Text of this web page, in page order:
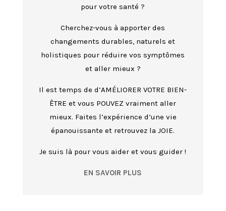
pour votre santé ?
Cherchez-vous à apporter des
changements durables, naturels et
holistiques pour réduire vos symptômes
et aller mieux ?
Il est temps de d’AMÉLIORER VOTRE BIEN-
ÊTRE et vous POUVEZ vraiment aller
mieux. Faites l’expérience d’une vie
épanouissante et retrouvez la JOIE.
Je suis là pour vous aider et vous guider !
EN SAVOIR PLUS